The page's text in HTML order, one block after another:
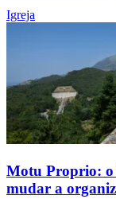
Igreja
Motu Proprio: o
mudar a